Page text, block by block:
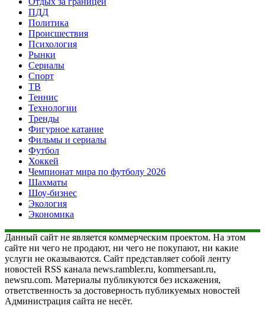
ПДД
Политика
Происшествия
Психология
Рынки
Сериалы
Спорт
ТВ
Теннис
Технологии
Тренды
Фигурное катание
Фильмы и сериалы
Футбол
Хоккей
Чемпионат мира по футболу 2026
Шахматы
Шоу-бизнес
Экология
Экономика
Данный сайт не является коммерческим проектом. На этом
сайте ни чего не продают, ни чего не покупают, ни какие
услуги не оказываются. Сайт представляет собой ленту
новостей RSS канала news.rambler.ru, kommersant.ru,
newsru.com. Материалы публикуются без искажения,
ответственность за достоверность публикуемых новостей
Администрация сайта не несёт.